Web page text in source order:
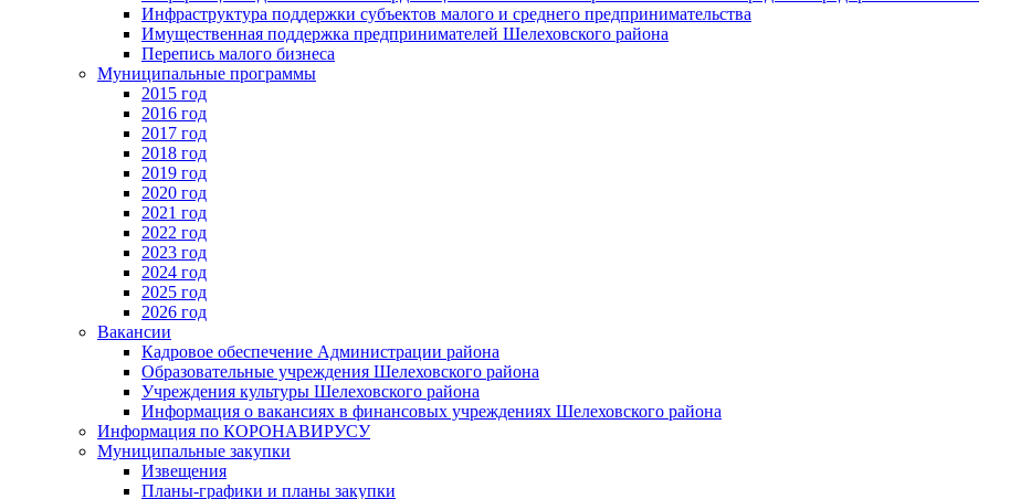
Инфраструктура поддержки субъектов малого и среднего предпринимательства
Имущественная поддержка предпринимателей Шелеховского района
Перепись малого бизнеса
Муниципальные программы
2015 год
2016 год
2017 год
2018 год
2019 год
2020 год
2021 год
2022 год
2023 год
2024 год
2025 год
2026 год
Вакансии
Кадровое обеспечение Администрации района
Образовательные учреждения Шелеховского района
Учреждения культуры Шелеховского района
Информация о вакансиях в финансовых учреждениях Шелеховского района
Информация по КОРОНАВИРУСУ
Муниципальные закупки
Извещения
Планы-графики и планы закупки